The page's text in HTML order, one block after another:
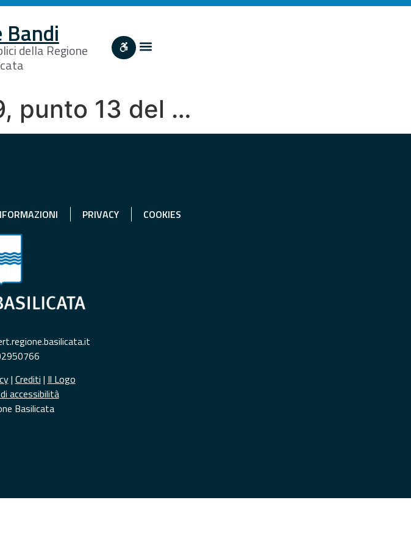
della Regione
punto 13 del …
PRIVACY COOKIES
| Crediti | Il Logo
accessibilità
Basilicata